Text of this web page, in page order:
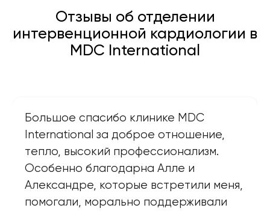
Отзывы об отделении
интервенционной кардиологии в
MDC International
Большое спасибо клинике MDC
International за доброе отношение,
тепло, высокий профессионализм.
Особенно благодарна Алле и
Александре, которые встретили меня,
помогали, морально поддерживали